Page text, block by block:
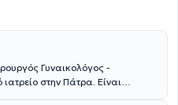
Γυναικολόγος -
στην Πάτρα. Είναι